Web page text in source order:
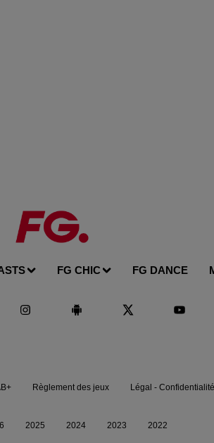
FG CHIC FG DANCE
Règlement des jeux Légal - Confidentialité
2025 2024 2023 2022